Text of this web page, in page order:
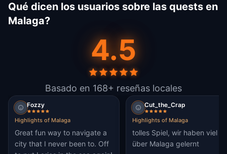
Qué dicen los usuarios sobre las quests en
Malaga?
4.5
Basado en 168+ reseñas locales
Fozzy
Highlights of Malaga
Great fun way to navigate a
city that I never been to. Off
Cut_the_Crap
Highlights of Malaga
tolles Spiel, wir haben viel
über Malaga gelernt